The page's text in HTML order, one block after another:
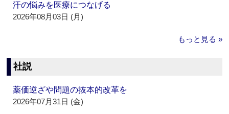
汗の悩みを医療につなげる
2026年08月03日 (月)
もっと見る »
社説
薬価逆ざや問題の抜本的改革を
2026年07月31日 (金)